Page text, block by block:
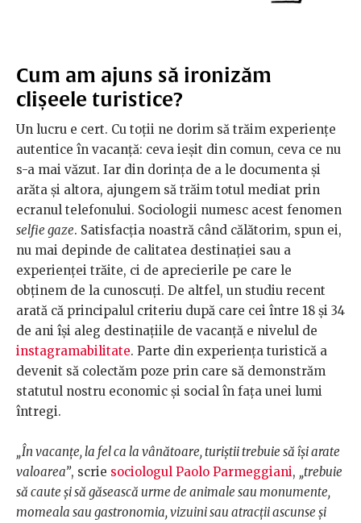
Cum am ajuns să ironizăm
clișeele turistice?
Un lucru e cert. Cu toții ne dorim să trăim experiențe
autentice în vacanță: ceva ieșit din comun, ceva ce nu
s-a mai văzut. Iar din dorința de a le documenta și
arăta și altora, ajungem să trăim totul mediat prin
ecranul telefonului. Sociologii numesc acest fenomen
selfie gaze. Satisfacția noastră când călătorim, spun ei,
nu mai depinde de calitatea destinației sau a
experienței trăite, ci de aprecierile pe care le
obținem de la cunoscuți. De altfel, un studiu recent
arată că principalul criteriu după care cei între 18 și 34
de ani își aleg destinațiile de vacanță e nivelul de
instagramabilitate. Parte din experiența turistică a
devenit să colectăm poze prin care să demonstrăm
statutul nostru economic și social în fața unei lumi
întregi.
„În vacanțe, la fel ca la vânătoare, turiștii trebuie să își arate
valoarea”, scrie sociologul Paolo Parmeggiani, „trebuie
să caute și să găsească urme de animale sau monumente,
momeala sau gastronomia, vizuini sau atracții ascunse și